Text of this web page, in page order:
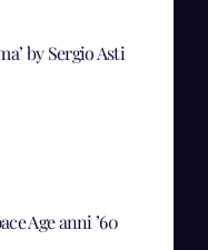
by Sergio Asti
Age anni ’60